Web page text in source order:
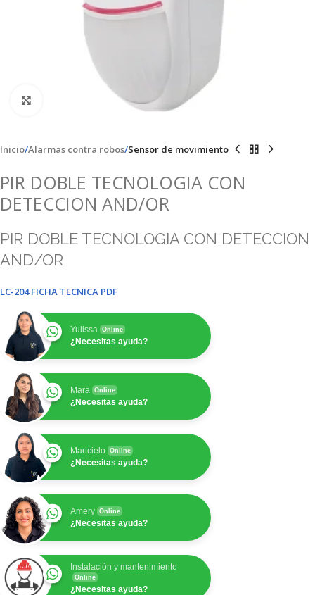
Inicio Alarmas contra robos Sensor de movimiento
PIR DOBLE TECNOLOGIA CON
DETECCION AND/OR
PIR DOBLE TECNOLOGIA CON DETECCION
AND/OR
LC-204 FICHA TECNICA PDF
Yulissa Online
¿Necesitas ayuda?
Mara Online
¿Necesitas ayuda?
Maricielo Online
¿Necesitas ayuda?
Amery Online
¿Necesitas ayuda?
Instalación y mantenimiento
Online
¿Necesitas ayuda?